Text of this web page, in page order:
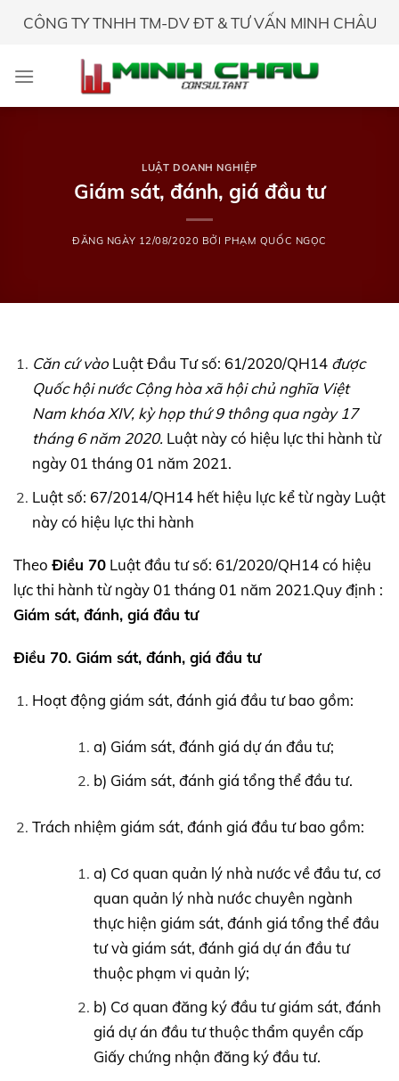
CÔNG TY TNHH TM-DV ĐT & TƯ VẤN MINH CHÂU
LUẬT DOANH NGHIỆP
Giám sát, đánh, giá đầu tư
ĐĂNG NGÀY 12/08/2020 BỞI PHẠM QUỐC NGỌC
Căn cứ vào Luật Đầu Tư số: 61/2020/QH14 được
Quốc hội nước Cộng hòa xã hội chủ nghĩa Việt
Nam khóaXIV, kỳ họp thứ 9 thông qua ngày 17
tháng 6 năm 2020.Luật này có hiệu lực thi hành từ
ngày 01 tháng 01 năm 2021.
Luật số: 67/2014/QH14 hết hiệu lực kể từ ngày Luật
này có hiệu lực thi hành
Theo Điều 70 Luật đầu tư số: 61/2020/QH14 có hiệu
lực thi hành từ ngày 01 tháng 01 năm 2021.Quy định :
Giám sát, đánh, giá đầu tư
Điều 70. Giám sát, đánh, giá đầu tư
Hoạt động giám sát, đánh giá đầu tư bao gồm:
a) Giám sát, đánh giá dự án đầu tư;
b) Giám sát, đánh giá tổng thể đầu tư.
Trách nhiệm giám sát, đánh giá đầu tư bao gồm:
a) Cơ quan quản lý nhà nước về đầu tư, cơ
quan quản lý nhà nước chuyên ngành
thực hiện giám sát, đánh giá tổng thể đầu
tư và giám sát, đánh giá dự án đầu tư
thuộc phạm vi quản lý;
b) Cơ quan đăng ký đầu tư giám sát, đánh
giá dự án đầu tư thuộc thẩm quyền cấp
Giấy chứng nhận đăng ký đầu tư.